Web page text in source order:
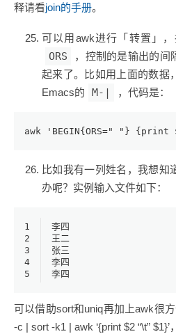
释请看join的手册。
可以用awk进行「转置」
ORS
，控制的是输出的间
起来了。比如用上面的数据
Emacs的
M-| ，代码是：
awk 'BEGIN{ORS=" "} {print
比如我有一列姓名，我想知
办呢？实例输入文件如下：
1
2
3
4
5
李四
王二
张三
李四
李四
可以借助sort和uniq再加上awk很
-c | sort -k1 | awk ‘{print $2 “\t” $1}’